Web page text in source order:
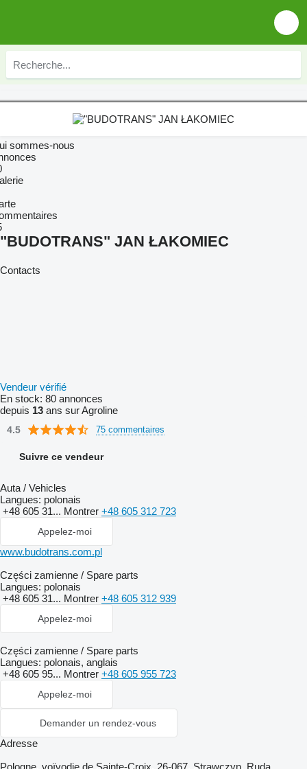
sommes-nous
"BUDOTRANS" JAN ŁAKOMIEC
Contacts
Vendeur vérifié
En stock: 80 annonces
depuis 13 ans sur Agroline
4.5 75 commentaires
Suivre ce vendeur
Auta / Vehicles
Langues: polonais
+48 605 31... Montrer +48 605 312 723
Appelez-moi
www.budotrans.com.pl
Części zamienne / Spare parts
Langues: polonais
+48 605 31... Montrer +48 605 312 939
Appelez-moi
Części zamienne / Spare parts
Langues: polonais, anglais
+48 605 95... Montrer +48 605 955 723
Appelez-moi
Demander un rendez-vous
Adresse
Pologne, voïvodie de Sainte-Croix, 26-067, Strawczyn, Ruda